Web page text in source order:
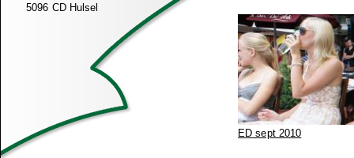
5096 CD Hulsel
ED sept 2010